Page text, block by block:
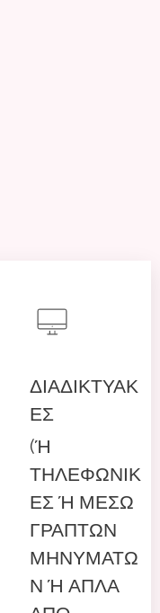
ΔΙΑΔΙΚΤΥΑΚ
ΕΣ
(Ή
ΤΗΛΕΦΩΝΙΚ
ΕΣ Ή ΜΕΣΩ
ΓΡΑΠΤΩΝ
ΜΗΝΥΜΑΤΩ
Ν Ή ΑΠΛΑ